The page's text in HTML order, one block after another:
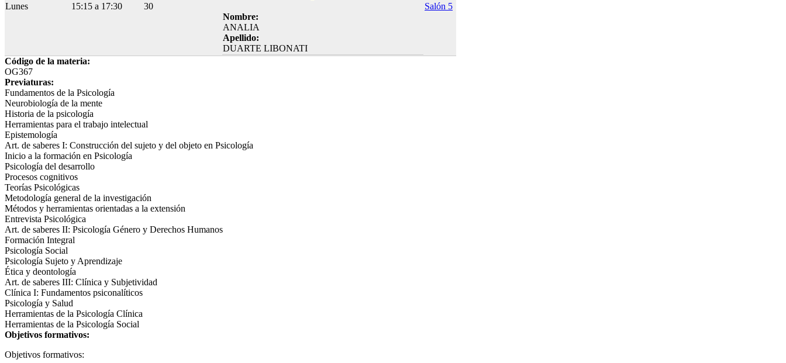
Lunes 15:15 a 17:30 30
Nombre:
ANALIA
Apellido:
DUARTE LIBONATI
Salón 5
Código de la materia:
OG367
Previaturas:
Fundamentos de la Psicología
Neurobiología de la mente
Historia de la psicología
Herramientas para el trabajo intelectual
Epistemología
Art. de saberes I: Construcción del sujeto y del objeto en Psicología
Inicio a la formación en Psicología
Psicología del desarrollo
Procesos cognitivos
Teorías Psicológicas
Metodología general de la investigación
Métodos y herramientas orientadas a la extensión
Entrevista Psicológica
Art. de saberes II: Psicología Género y Derechos Humanos
Formación Integral
Psicología Social
Psicología Sujeto y Aprendizaje
Ética y deontología
Art. de saberes III: Clínica y Subjetividad
Clínica I: Fundamentos psiconalíticos
Psicología y Salud
Herramientas de la Psicología Clínica
Herramientas de la Psicología Social
Objetivos formativos:
Objetivos formativos: